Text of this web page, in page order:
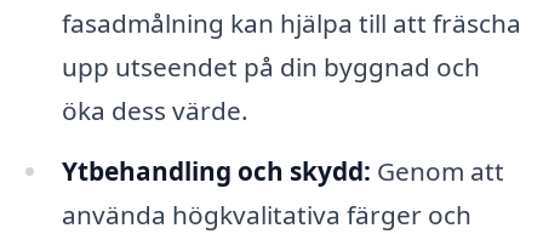
fasadmålning kan hjälpa till att fräscha
upp utseendet på din byggnad och
öka dess värde.
Ytbehandling och skydd: Genom att
använda högkvalitativa färger och